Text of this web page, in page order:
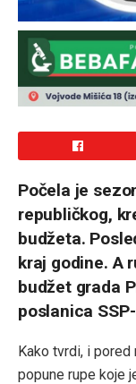
Počela je
republičkog,
budžeta.
kraj godine. A
budžet grada
poslanica
Kako tvrdi, i
popune rupe koje